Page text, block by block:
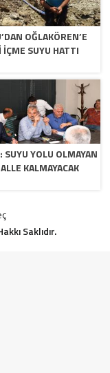
OĞLAKÖREN’E
İÇME SUYU HATTI
SUYU YOLU OLMAYAN
KALMAYACAK
Saklıdır.